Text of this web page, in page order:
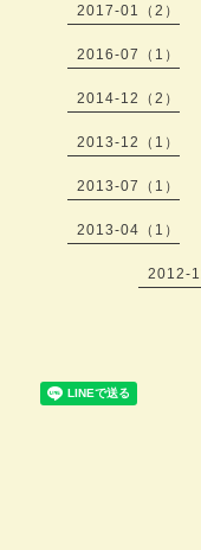
2017-01（2）
2016-07（1）
2014-12（2）
2013-12（1）
2013-07（1）
2013-04（1）
2012-